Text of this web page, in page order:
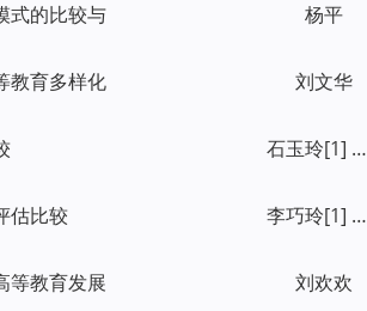
式的比较与 杨平
教育多样化 刘文华
石玉玲[1] 廖湘阳[2]
估比较 李巧玲[1] 朱晓晴[2]
等教育发展 刘欢欢